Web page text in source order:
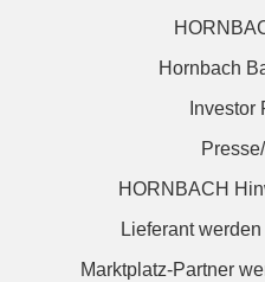
Hornbach
Investor
HORNBACH
Lieferant
Marktplatz-Partner